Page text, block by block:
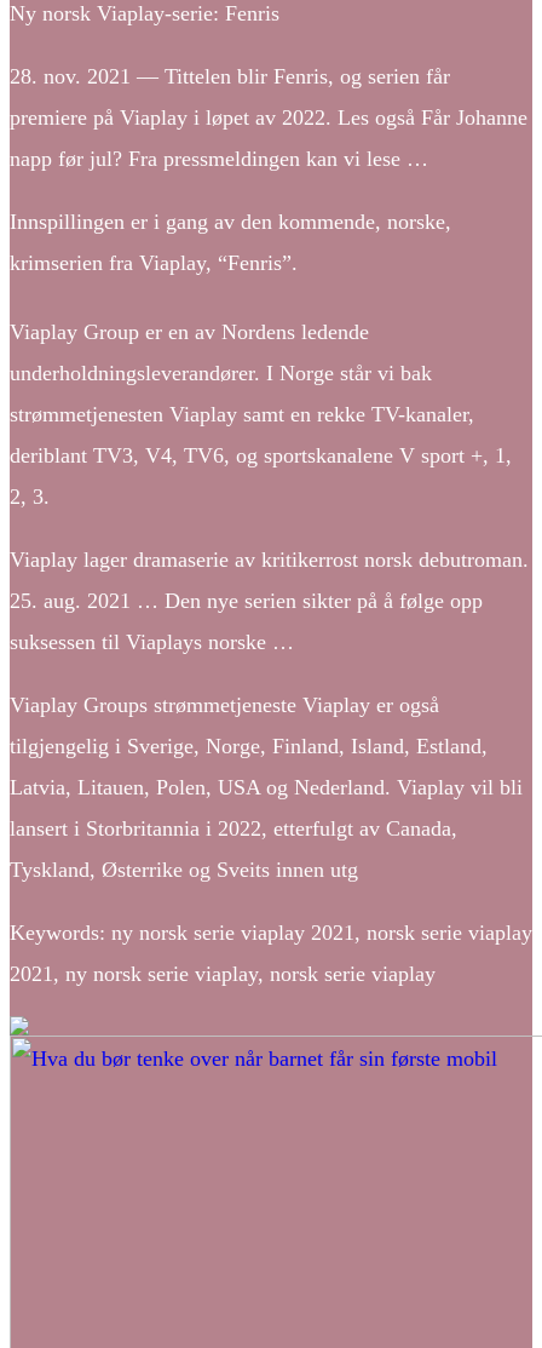
Ny norsk Viaplay-serie: Fenris
28. nov. 2021 — Tittelen blir Fenris, og serien får
premiere på Viaplay i løpet av 2022. Les også Får Johanne
napp før jul? Fra pressmeldingen kan vi lese …
Innspillingen er i gang av den kommende, norske,
krimserien fra Viaplay, “Fenris”.
Viaplay Group er en av Nordens ledende
underholdningsleverandører. I Norge står vi bak
strømmetjenesten Viaplay samt en rekke TV-kanaler,
deriblant TV3, V4, TV6, og sportskanalene V sport +, 1,
2, 3.
Viaplay lager dramaserie av kritikerrost norsk debutroman.
25. aug. 2021 … Den nye serien sikter på å følge opp
suksessen til Viaplays norske …
Viaplay Groups strømmetjeneste Viaplay er også
tilgjengelig i Sverige, Norge, Finland, Island, Estland,
Latvia, Litauen, Polen, USA og Nederland. Viaplay vil bli
lansert i Storbritannia i 2022, etterfulgt av Canada,
Tyskland, Østerrike og Sveits innen utg
Keywords: ny norsk serie viaplay 2021, norsk serie viaplay
2021, ny norsk serie viaplay, norsk serie viaplay